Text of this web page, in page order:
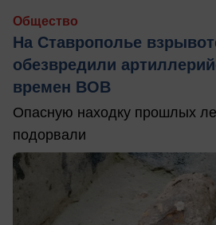
Общество
На Ставрополье
обезвредили
времен ВОВ
Опасную находку прошлых
подорвали